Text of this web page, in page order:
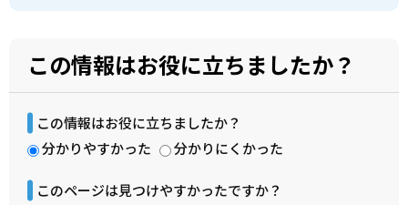
この情報はお役に立ちましたか？
この情報はお役に立ちましたか？
分かりやすかった
分かりにくかった
このページは見つけやすかったですか？